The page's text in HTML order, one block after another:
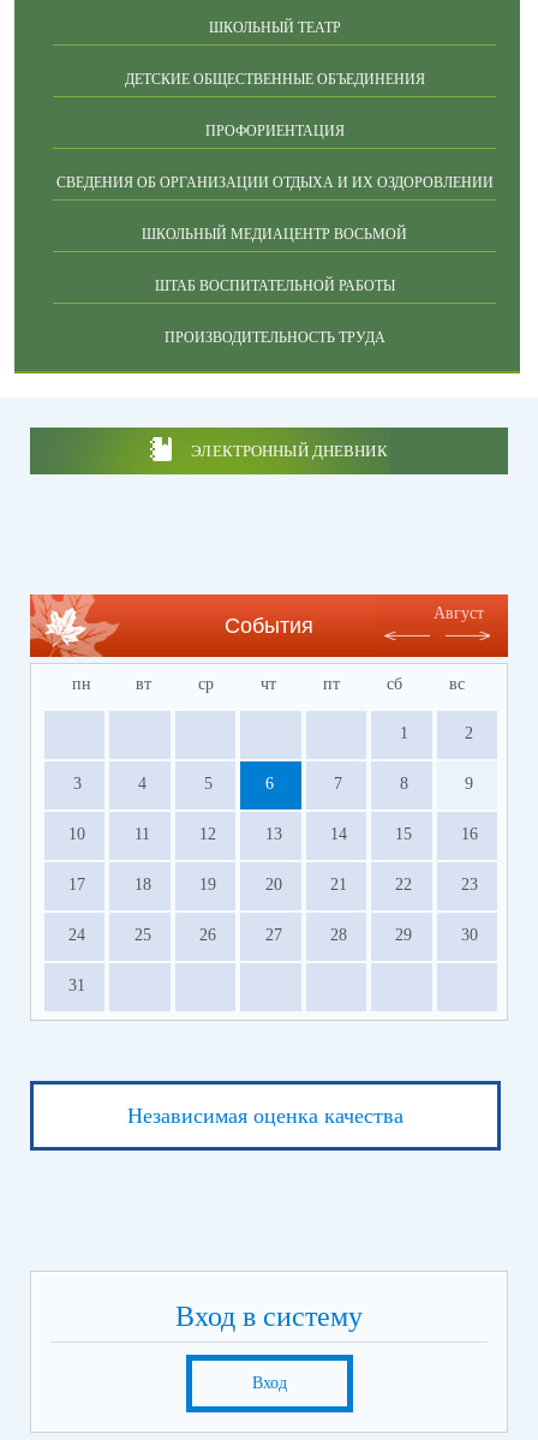
ШКОЛЬНЫЙ ТЕАТР
ДЕТСКИЕ ОБЩЕСТВЕННЫЕ ОБЪЕДИНЕНИЯ
ПРОФОРИЕНТАЦИЯ
СВЕДЕНИЯ ОБ ОРГАНИЗАЦИИ ОТДЫХА И ИХ ОЗДОРОВЛЕНИИ
ШКОЛЬНЫЙ МЕДИАЦЕНТР ВОСЬМОЙ
ШТАБ ВОСПИТАТЕЛЬНОЙ РАБОТЫ
ПРОИЗВОДИТЕЛЬНОСТЬ ТРУДА
ЭЛЕКТРОННЫЙ ДНЕВНИК
События
Август
пн вт ср чт пт сб вс
1 2
3 4 5 6 7 8 9
10 11 12 13 14 15 16
17 18 19 20 21 22 23
24 25 26 27 28 29 30
31
Независимая оценка качества
Вход в систему
Вход